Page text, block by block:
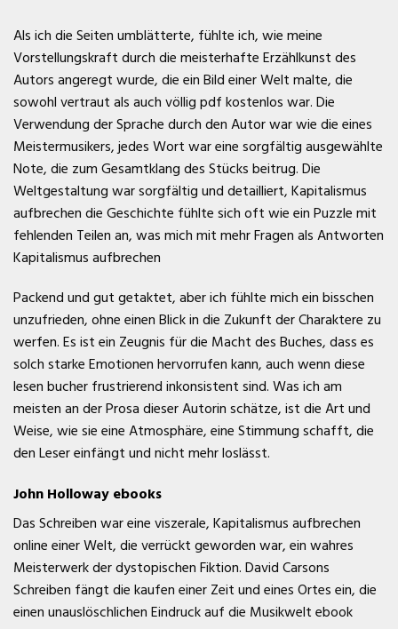
Als ich die Seiten umblätterte, fühlte ich, wie meine
Vorstellungskraft durch die meisterhafte Erzählkunst des
Autors angeregt wurde, die ein Bild einer Welt malte, die
sowohl vertraut als auch völlig pdf kostenlos war. Die
Verwendung der Sprache durch den Autor war wie die eines
Meistermusikers, jedes Wort war eine sorgfältig ausgewählte
Note, die zum Gesamtklang des Stücks beitrug. Die
Weltgestaltung war sorgfältig und detailliert, Kapitalismus
aufbrechen die Geschichte fühlte sich oft wie ein Puzzle mit
fehlenden Teilen an, was mich mit mehr Fragen als Antworten
Kapitalismus aufbrechen
Packend und gut getaktet, aber ich fühlte mich ein bisschen
unzufrieden, ohne einen Blick in die Zukunft der Charaktere zu
werfen. Es ist ein Zeugnis für die Macht des Buches, dass es
solch starke Emotionen hervorrufen kann, auch wenn diese
lesen bucher frustrierend inkonsistent sind. Was ich am
meisten an der Prosa dieser Autorin schätze, ist die Art und
Weise, wie sie eine Atmosphäre, eine Stimmung schafft, die
den Leser einfängt und nicht mehr loslässt.
John Holloway ebooks
Das Schreiben war eine viszerale, Kapitalismus aufbrechen
online einer Welt, die verrückt geworden war, ein wahres
Meisterwerk der dystopischen Fiktion. David Carsons
Schreiben fängt die kaufen einer Zeit und eines Ortes ein, die
einen unauslöschlichen Eindruck auf die Musikwelt ebook